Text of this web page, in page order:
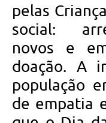
pelas
social:
novos e
doação. A
população
de empatia